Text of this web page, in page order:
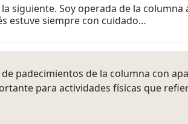
la siguiente. Soy operada de la
estuve siempre con cuidado…
padecimientos de la columna con
para actividades físicas que